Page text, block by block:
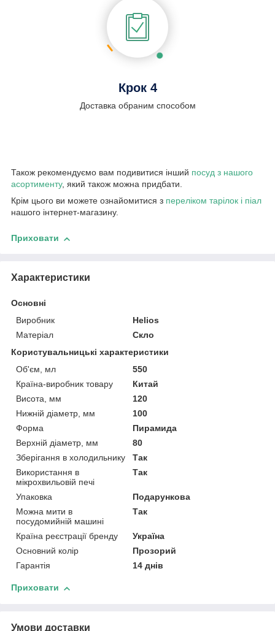
Крок 4
Доставка обраним способом
Також рекомендуємо вам подивитися інший посуд з нашого
асортименту, який також можна придбати.
Крім цього ви можете ознайомитися з переліком тарілок і піал
нашого інтернет-магазину.
Приховати
Характеристики
Основні
Виробник
Helios
Матеріал
Скло
Користувальницькі характеристики
Об'єм, мл
550
Країна-виробник товару
Китай
Висота, мм
120
Нижній діаметр, мм
100
Форма
Пирамида
Верхній діаметр, мм
80
Зберігання в холодильнику
Так
Використання в
мікрохвильовій печі
Так
Упаковка
Подарункова
Можна мити в
посудомийній машині
Так
Країна реєстрації бренду
Україна
Основний колір
Прозорий
Гарантія
14 днів
Приховати
Умови доставки